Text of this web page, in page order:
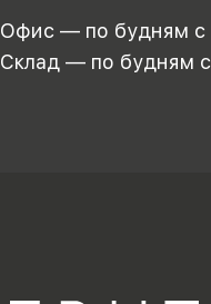
Офис — по будням с
Склад — по будням с